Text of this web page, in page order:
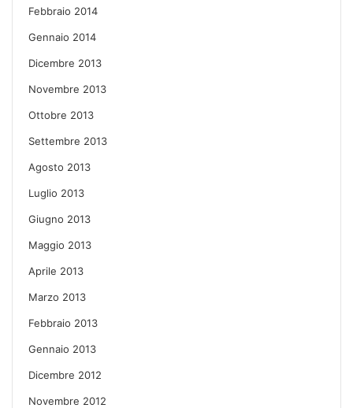
Febbraio 2014
Gennaio 2014
Dicembre 2013
Novembre 2013
Ottobre 2013
Settembre 2013
Agosto 2013
Luglio 2013
Giugno 2013
Maggio 2013
Aprile 2013
Marzo 2013
Febbraio 2013
Gennaio 2013
Dicembre 2012
Novembre 2012